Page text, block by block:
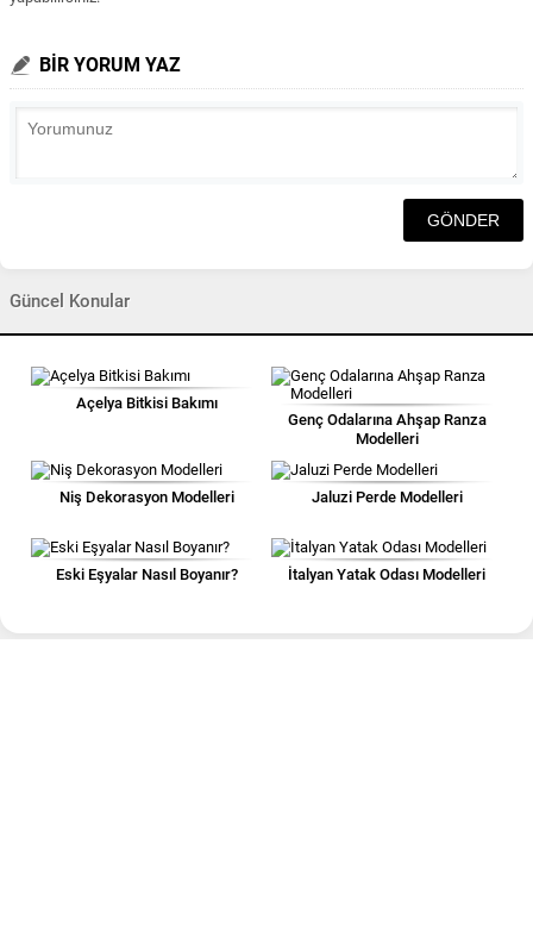
BİR YORUM YAZ
Güncel Konular
Açelya Bitkisi Bakımı
Genç Odalarına Ahşap Ranza
Modelleri
Niş Dekorasyon Modelleri Jaluzi Perde Modelleri
Eski Eşyalar Nasıl Boyanır? İtalyan Yatak Odası Modelleri